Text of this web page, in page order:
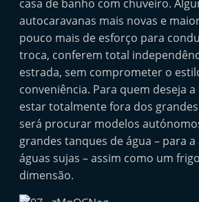
casa de banho com chuveiro.
autocaravanas mais novas e
pouco mais de esforço para
troca, conferem total
estrada, sem comprometer o
conveniência. Para quem deseja
estar totalmente fora dos
será procurar modelos
grandes tanques de água – para a
águas sujas – assim como um
dimensão.